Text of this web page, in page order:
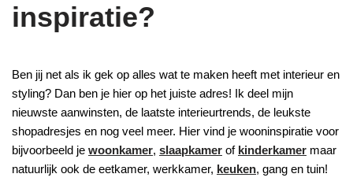
inspiratie?
Ben jij net als ik gek op alles wat te maken heeft met interieur en
styling? Dan ben je hier op het juiste adres! Ik deel mijn
nieuwste aanwinsten, de laatste interieurtrends, de leukste
shopadresjes en nog veel meer. Hier vind je wooninspiratie voor
bijvoorbeeld je woonkamer, slaapkamer of kinderkamer maar
natuurlijk ook de eetkamer, werkkamer, keuken, gang en tuin!